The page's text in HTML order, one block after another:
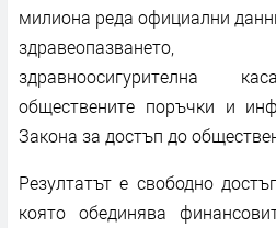
милиона реда официални
здравноосигурителна
обществените поръчки и
Закона за достъп до
Резултатът е свободно
която обединява